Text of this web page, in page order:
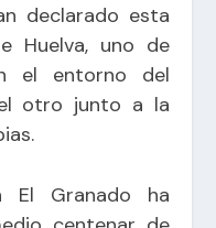
declarado esta
Huelva, uno de
el entorno del
otro junto a la
El Granado ha